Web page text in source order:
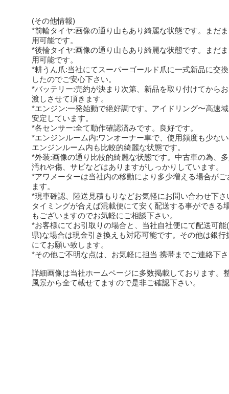
(その他情報)
*前輪タイヤ:画像の通り山もあり綺麗な状態です。まだ
用可能です。
*後輪タイヤ:画像の通り山もあり綺麗な状態です。まだ
用可能です。
*耕うん爪:当社にてスーパーゴールド爪に一式新品に交
したのでご安心下さい。
*バッテリー:売約が決まり次第、新品を取り付けてから
渡しさせて頂きます。
*エンジン:一発始動で絶好調です。アイドリング〜高速
安定しています。
*各センサー:全て動作確認済みです。良好です。
*エンジンルーム内:ワンオーナー車で、使用頻度も少な
エンジンルーム内も比較的綺麗な状態です。
*外装:画像の通り比較的綺麗な状態です。中古車の為、
汚れや傷、サビなどはありますがしっかりしています。
*アワメーターは当社内の移動により多少増える場合がご
ます。
*現車確認、陸送見積もりなどお気軽にお問い合わせ下さ
タイミングが合えば混載便にて安く配送する事ができる
もございますのでお気軽にご相談下さい。
*お客様にてお引取りの場合と、当社自社便にて配送可能
県)な場合は現金引き換えも対応可能です。その他は銀行
にてお願い致します。
*その他ご不明な点は、お気軽に担当 携帯までご連絡下
詳細画像は当社ホームページに多数掲載しております。
風景から全て載せてますので是非ご確認下さい。